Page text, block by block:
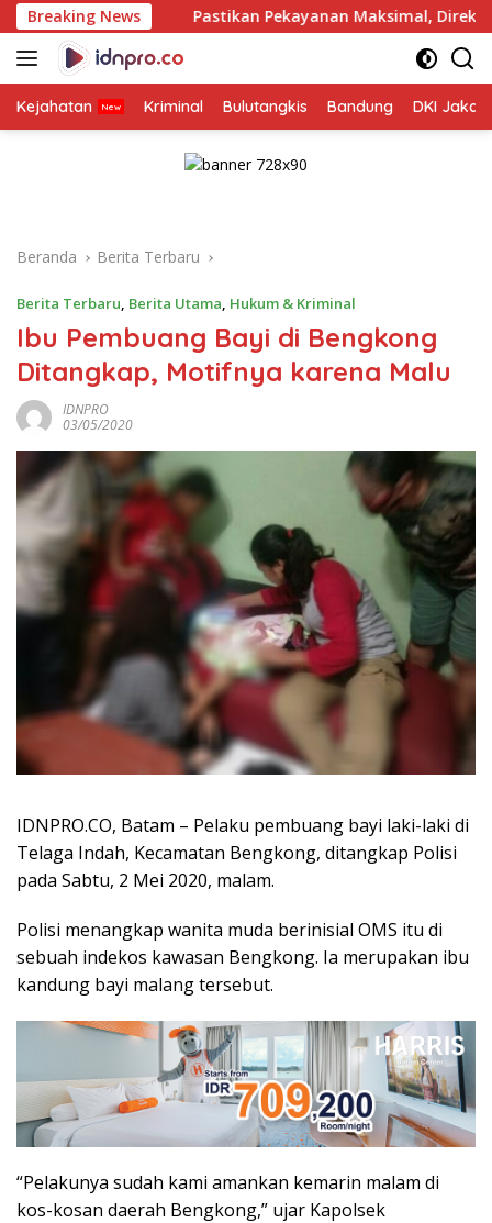
Langsung
ke
konten
Breaking News
Pastikan Pekayanan Maksimal, Direksi Jasa Raharja
Kejahatan Kriminal Bulutangkis Bandung DKI
Beranda Berita Terbaru
Berita Terbaru, Berita Utama, Hukum & Kriminal
Ibu Pembuang Bayi di Bengkong
Ditangkap, Motifnya karena Malu
IDNPRO
03/05/2020
IDNPRO.CO, Batam – Pelaku pembuang bayi laki-laki di
Telaga Indah, Kecamatan Bengkong, ditangkap Polisi
pada Sabtu, 2 Mei 2020, malam.
Polisi menangkap wanita muda berinisial OMS itu di
sebuah indekos kawasan Bengkong. Ia merupakan ibu
kandung bayi malang tersebut.
“Pelakunya sudah kami amankan kemarin malam di
kos-kosan daerah Bengkong,” ujar Kapolsek